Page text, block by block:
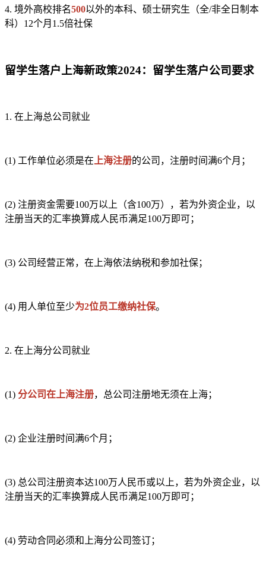
4. 境外高校排名500以外的本科、硕士研究生（全/非全日制本
科）12个月1.5倍社保
留学生落户上海新政策2024：留学生落户公司要求
1. 在上海总公司就业
(1) 工作单位必须是在 上海注册的公司，注册时间满6个月；
(2) 注册资金需要100万以上（含100万），若为外资企业，以
注册当天的汇率换算成人民币满足100万即可；
(3) 公司经营正常，在上海依法纳税和参加社保；
(4) 用人单位至少为2位员工缴纳社保。
2. 在上海分公司就业
(1) 分公司在上海注册，总公司注册地无须在上海；
(2) 企业注册时间满6个月；
(3) 总公司注册资本达100万人民币或以上，若为外资企业，以
注册当天的汇率换算成人民币满足100万即可；
(4) 劳动合同必须和上海分公司签订；